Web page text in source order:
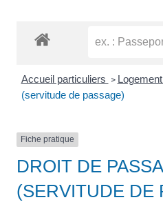
Accueil particuliers > Logement
(servitude de passage)
Fiche pratique
DROIT DE
(SERVITUDE DE